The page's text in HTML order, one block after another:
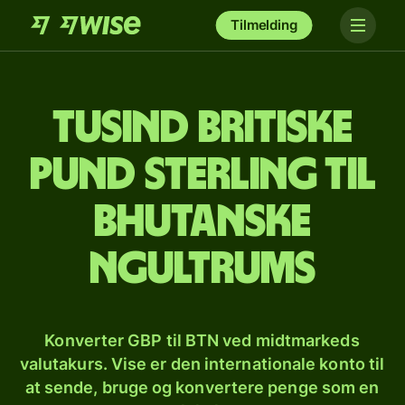
Tilmelding
tusind britiske
pund sterling til
bhutanske
ngultrums
Konverter GBP til BTN ved midtmarkeds
valutakurs. Vise er den internationale konto til
at sende, bruge og konvertere penge som en